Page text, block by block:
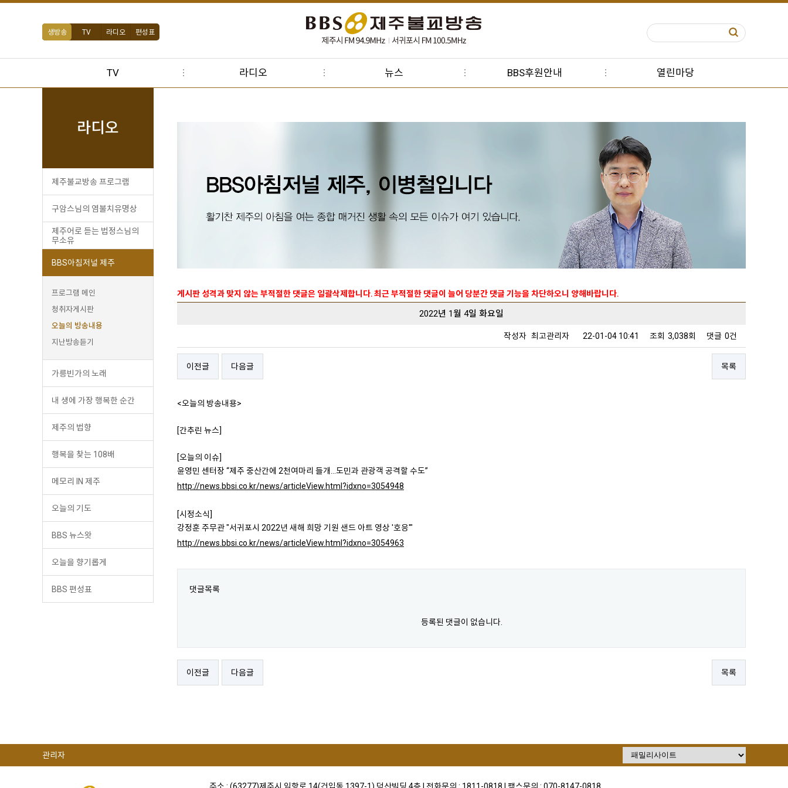
생방송 TV 라디오 편성표
TV 라디오 뉴스 BBS후원안내 열린마당
라디오
제주불교방송 프로그램
구암스님의 염불치유명상
제주어로 듣는 법정스님의
무소유
BBS아침저널 제주
프로그램 메인
청취자게시판
오늘의 방송내용
지난방송듣기
가릉빈가의 노래
내 생에 가장 행복한 순간
제주의 법향
행복을 찾는 108배
메모리 IN 제주
오늘의 기도
BBS 뉴스왓
오늘을 향기롭게
BBS 편성표
게시판 성격과 맞지 않는 부적절한 댓글은 일괄삭제합니다. 최근 부적절한 댓글이 늘어 당분간 댓글 기능을 차단하오니 양해바랍니다.
2022년 1월 4일 화요일
작성자 최고관리자 22-01-04 10:41 조회 3,038회 댓글 0건
이전글 다음글 목록
<오늘의 방송내용>
[간추린 뉴스]
[오늘의 이슈]
윤영민 센터장 “제주 중산간에 2천여마리 들개...도민과 관광객 공격할 수도”
http://news.bbsi.co.kr/news/articleView.html?idxno=3054948
[시정소식]
강정훈 주무관 "서귀포시 2022년 새해 희망 기원 샌드 아트 영상 '호응'"
http://news.bbsi.co.kr/news/articleView.html?idxno=3054963
댓글목록
등록된 댓글이 없습니다.
이전글 다음글 목록
관리자